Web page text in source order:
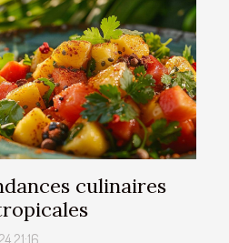
culinaires